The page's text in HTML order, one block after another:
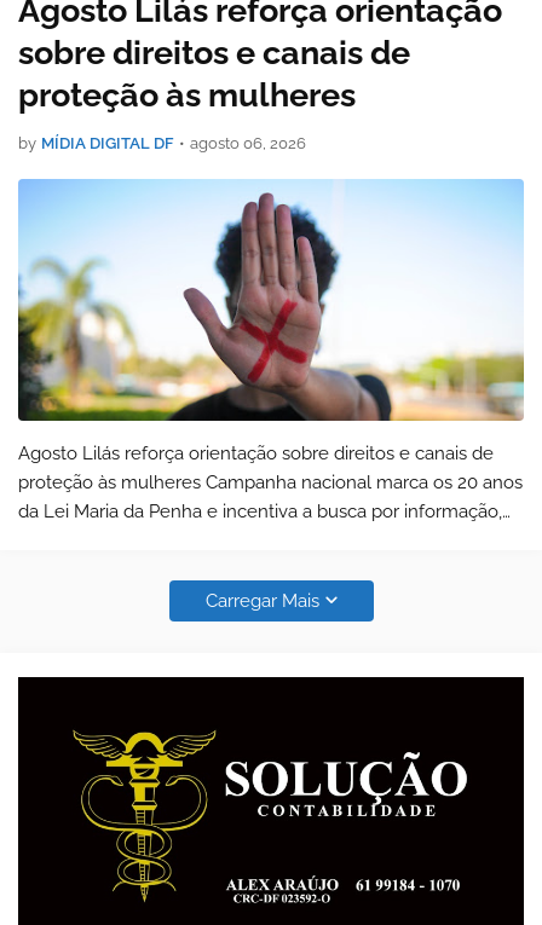
Agosto Lilás reforça orientação
sobre direitos e canais de
proteção às mulheres
by MÍDIA DIGITAL DF • agosto 06, 2026
Agosto Lilás reforça orientação sobre direitos e canais de
proteção às mulheres Campanha nacional marca os 20 anos
da Lei Maria da Penha e incentiva a busca por informação,
Carregar Mais